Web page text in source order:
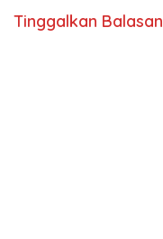
Tinggalkan Balasan